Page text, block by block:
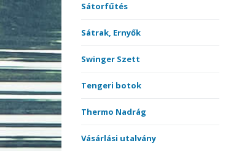
Sátorfűtés
Sátrak, Ernyők
Swinger Szett
Tengeri botok
Thermo Nadrág
Vásárlási utalvány